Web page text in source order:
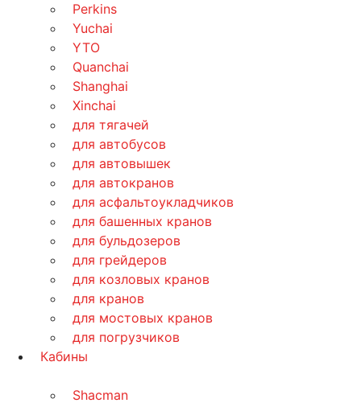
Perkins
Yuchai
YTO
Quanchai
Shanghai
Xinchai
для тягачей
для автобусов
для автовышек
для автокранов
для асфальтоукладчиков
для башенных кранов
для бульдозеров
для грейдеров
для козловых кранов
для кранов
для мостовых кранов
для погрузчиков
Кабины
Shacman